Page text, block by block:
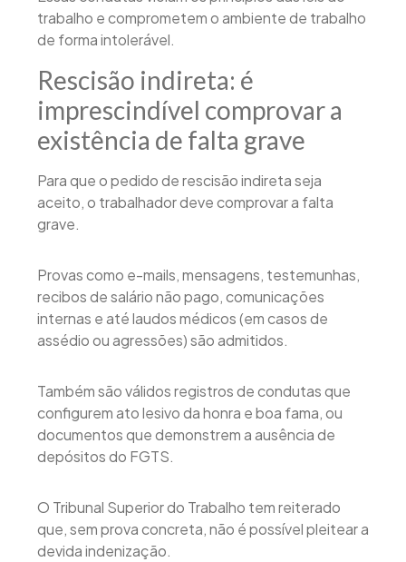
trabalho e comprometem o ambiente de trabalho
de forma intolerável.
Rescisão indireta: é
imprescindível comprovar a
existência de falta grave
Para que o pedido de rescisão indireta seja
aceito, o trabalhador deve comprovar a falta
grave.
Provas como e-mails, mensagens, testemunhas,
recibos de salário não pago, comunicações
internas e até laudos médicos (em casos de
assédio ou agressões) são admitidos.
Também são válidos registros de condutas que
configurem ato lesivo da honra e boa fama, ou
documentos que demonstrem a ausência de
depósitos do FGTS.
O Tribunal Superior do Trabalho tem reiterado
que, sem prova concreta, não é possível pleitear a
devida indenização.